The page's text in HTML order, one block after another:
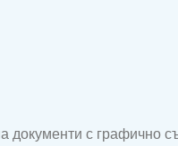
документи с графично